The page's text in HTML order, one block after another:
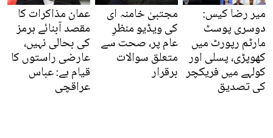
میر رضا کیس:
دوسری پوسٹ
مارٹم رپورٹ میں
کھوپڑی، پسلی اور
کولہے میں فریکچر
کی تصدیق
مجتبیٰ خامنہ ای
کی ویڈیو منظرِ
عام پر، صحت سے
متعلق سوالات
برقرار
عمان مذاکرات کا
مقصد آبنائے ہرمز
کی بحالی نہیں،
عارضی راستوں کا
قیام ہے: عباس
عراقچی